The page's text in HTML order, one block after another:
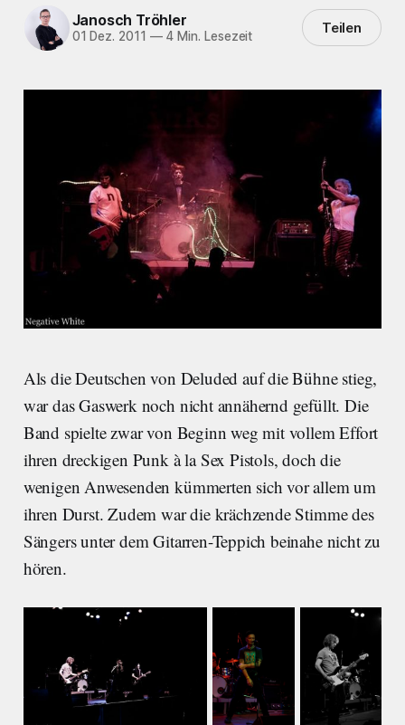
Janosch Tröhler
01 Dez. 2011 —4 Min. Lesezeit Teilen
Als die Deutschen von Deluded auf die Bühne stieg,
war das Gaswerk noch nicht annähernd gefüllt. Die
Band spielte zwar von Beginn weg mit vollem Effort
ihren dreckigen Punk à la Sex Pistols, doch die
wenigen Anwesenden kümmerten sich vor allem um
ihren Durst. Zudem war die krächzende Stimme des
Sängers unter dem Gitarren-Teppich beinahe nicht zu
hören.